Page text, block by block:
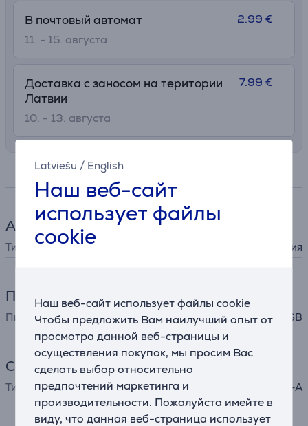
Latviešu / English
Наш веб-сайт
использует файлы
cookie
Наш веб-сайт использует файлы cookie
Чтобы предложить Вам наилучший опыт от
просмотра данной веб-страницы и
осуществления покупок, мы просим Вас
сделать выбор относительно
предпочтений маркетинга и
производительности. Пожалуйста имейте в
виду, что данная веб-страница использует
В почтовый автомат
11. - 15. августа
2.99 €
Доставка с заносом на територии
Латвии
10. - 13. августа
7.99 €
Спецификация
Аксессуары для игр
Тип аксессуара пульт управления
Питание
Питание USB
Соединение
Тип штекера USB-A